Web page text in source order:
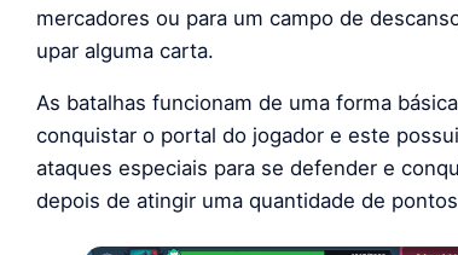
mercadores ou para um campo de
upar alguma carta.
As batalhas funcionam de uma forma
conquistar o portal do jogador e este
ataques especiais para se defender e
depois de atingir uma quantidade de